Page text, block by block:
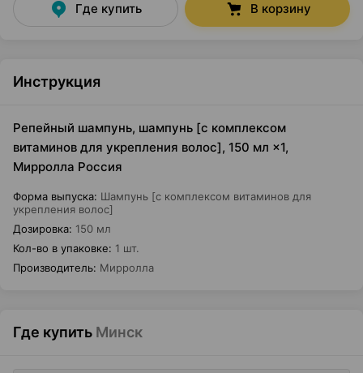
Где купить В корзину
Инструкция
Репейный шампунь, шампунь [с комплексом
витаминов для укрепления волос], 150 мл ×1,
Мирролла Россия
Форма выпуска: Шампунь [с комплексом витаминов для
укрепления волос]
Дозировка: 150 мл
Кол-во в упаковке: 1 шт.
Производитель: Мирролла
Где купить Минск